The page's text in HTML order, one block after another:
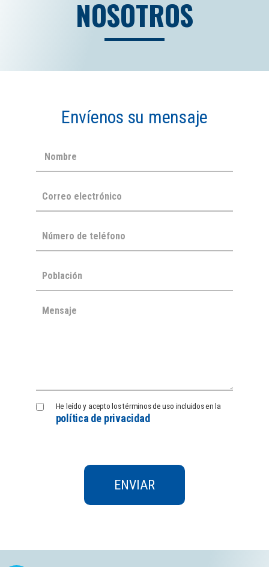
NOSOTROS
Envíenos su mensaje
PolíticaHe leído y acepto los términos de uso incluidos en la
política de privacidad